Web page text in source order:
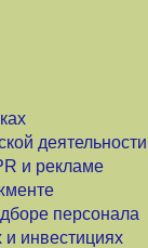
деятельности
и рекламе
персонала
инвестициях